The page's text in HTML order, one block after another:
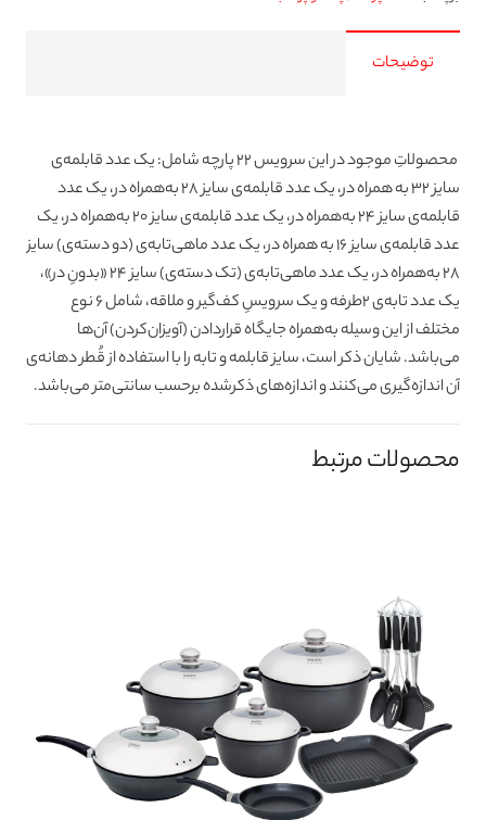
Stoneline
عدد
توضیحات
محصولاتِ موجود در این سرویس ۲۲ پارچه شامل: یک عدد قابلمه‌ی
سایز ۳۲ به همراه در، یک عدد قابلمه‌ی سایز ۲۸ به‌همراه در، یک عدد
قابلمه‌ی سایز ۲۴ به‌‌همراه در، یک عدد قابلمه‌ی سایز ۲۰ به‌همراه در، یک
عدد قابلمه‌ی سایز ۱۶ به همراه در، یک عدد ماهی‌تابه‌ی (دو دسته‌ی) سایز
۲۸ به‌همراه در، یک عدد ماهی‌تابه‌ی (تک دسته‌ی) سایز ۲۴ «بدونِ در»،
یک عدد تابه‌ی ۲طرفه و یک سرویسِ کف‌گیر و ملاقه، شامل ۶ نوع
مختلف از این وسیله به‌همراه جایگاه قراردادن (آویزان‌کردن) آن‌ها
می‌باشد. شایان ذکر است، سایز قابلمه و تابه را با استفاده از قُطر دهانه‌ی
آن اندازه‌گیری می‌کنند و اندازه‌های ذکرشده برحسب سانتی‌متر می‌باشد.
محصولات مرتبط